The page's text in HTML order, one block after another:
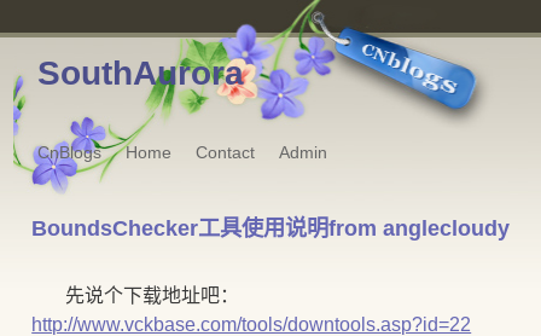
SouthAurora
CnBlogs Home Contact Admin
BoundsChecker工具使用说明from anglecloudy
先说个下载地址吧：
http://www.vckbase.com/tools/downtools.asp?id=22